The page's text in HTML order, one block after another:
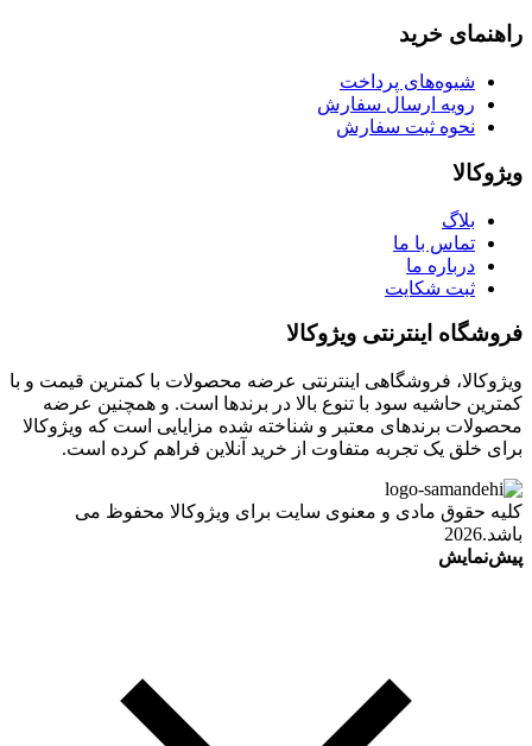
راهنمای خرید
شیوه‌های پرداخت
رویه ارسال سفارش
نحوه ثبت سفارش
ویژوکالا
بلاگ
تماس با ما
درباره ما
ثبت شکایت
فروشگاه اینترنتی ویژوکالا
ویژوکالا، فروشگاهی اینترنتی عرضه محصولات با کمترین قیمت و با
کمترین حاشیه سود با تنوع بالا در برندها است. و همچنین عرضه
محصولات برندهای معتبر و شناخته شده مزایایی است که ویژوکالا
برای خلق یک تجربه متفاوت از خرید آنلاین فراهم کرده است.
کلیه حقوق مادی و معنوی سایت برای ویژوکالا محفوظ می
باشد.2026
پیش‌نمایش